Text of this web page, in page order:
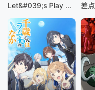
Let&#039;s Play 充满挑战的人生